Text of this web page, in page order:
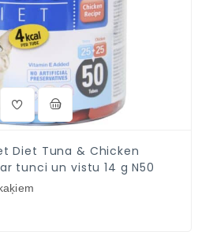
Diet Tuna & Chicken
tunci un vistu 14 g N50